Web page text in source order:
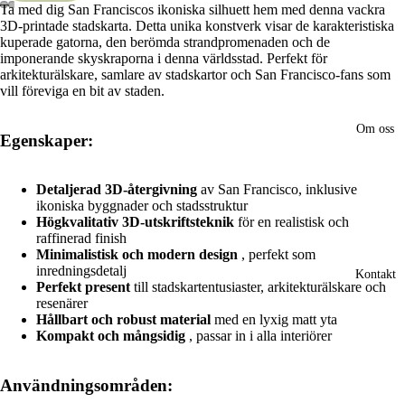
Om oss
Kontakt
Öppna
bilden
i
helskärm
Öppna
bilden
i
helskärm
Öppna
bilden
i
helskärm
Öppna
bilden
i
helskärm
Ta med dig San Franciscos ikoniska silhuett hem med denna vackra
3D-printade stadskarta. Detta unika konstverk visar de karakteristiska
kuperade gatorna, den berömda strandpromenaden och de
imponerande skyskraporna i denna världsstad. Perfekt för
arkitekturälskare, samlare av stadskartor och San Francisco-fans som
vill föreviga en bit av staden.
Egenskaper:
Detaljerad 3D-återgivning av San Francisco, inklusive
ikoniska byggnader och stadsstruktur
Högkvalitativ 3D-utskriftsteknik för en realistisk och
raffinerad finish
Minimalistisk och modern design , perfekt som
inredningsdetalj
Perfekt present till stadskartentusiaster, arkitekturälskare och
resenärer
Hållbart och robust material med en lyxig matt yta
Kompakt och mångsidig , passar in i alla interiörer
Användningsområden: